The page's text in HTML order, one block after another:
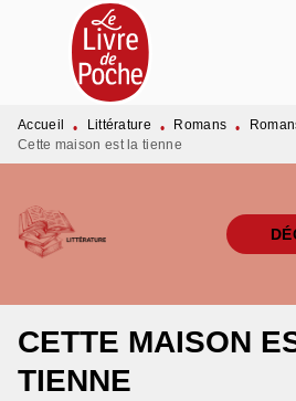
MENU RECHERCHE
PIED DE PAGE
Accueil • Littérature • Romans •
Cette maison est la tienne
CETTE MAISON
TIENNE